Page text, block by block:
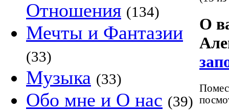
Отношения (134)
Мечты и Фантазии
(33)
Музыка (33)
Обо мне и О нас (39)
О